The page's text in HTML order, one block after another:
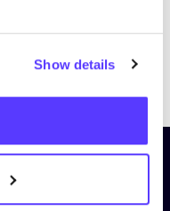
Show detailsPreviousNext